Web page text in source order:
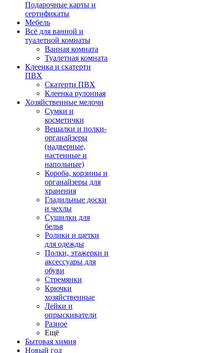
Подарочные карты и
сертификаты
Мебель
Всё для ванной и
туалетной комнаты
Ванная комната
Туалетная комната
Клеенка и скатерти
ПВХ
Скатерти ПВХ
Клеенка рулонная
Хозяйственные мелочи
Сумки и
косметички
Вешалки и полки-
органайзеры
(надверные,
настенные и
напольные)
Короба, корзины и
органайзеры для
хранения
Гладильные доски
и чехлы
Сушилки для
белья
Ролики и щетки
для одежды
Полки, этажерки и
аксессуары для
обуви
Стремянки
Крючки
хозяйственные
Лейки и
опрыскиватели
Разное
Ещё
Бытовая химия
Новый год